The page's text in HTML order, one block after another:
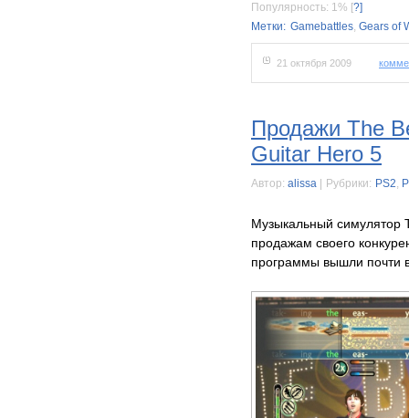
Популярность: 1% [?]
Метки: Gamebattles, Gears of
21 октября 2009
Продажи The
Guitar Hero 5
Автор: alissa Рубрики: PS2,
Музыкальный симулятор
продажам своего
программы вышли почти